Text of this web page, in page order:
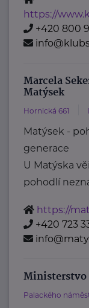
https://
+420 800
Marcela
Matýsek
Hornická 661
Matýsek -
generace
U Matýska
pohodlí
https://
+420 723
Palackého